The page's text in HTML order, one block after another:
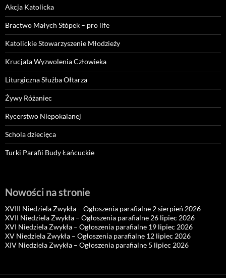
Akcja Katolicka
Bractwo Małych Stópek – pro life
Katolickie Stowarzyszenie Młodzieży
Krucjata Wyzwolenia Człowieka
Liturgiczna Służba Ołtarza
Żywy Różaniec
Rycerstwo Niepokalanej
Schola dziecięca
Turki Parafii Budy Łańcuckie
Nowości na stronie
XVIII Niedziela Zwykła – Ogłoszenia parafialne 2 sierpień 2026
XVII Niedziela Zwykła – Ogłoszenia parafialne 26 lipiec 2026
XVI Niedziela Zwykła – Ogłoszenia parafialne 19 lipiec 2026
XV Niedziela Zwykła – Ogłoszenia parafialne 12 lipiec 2026
XIV Niedziela Zwykła – Ogłoszenia parafialne 5 lipiec 2026